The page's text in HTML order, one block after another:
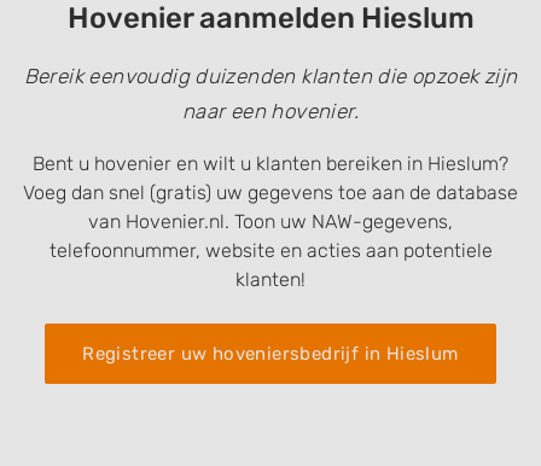
Hovenier aanmelden Hieslum
Bereik eenvoudig duizenden klanten die opzoek zijn
naar een hovenier.
Bent u hovenier en wilt u klanten bereiken in Hieslum?
Voeg dan snel (gratis) uw gegevens toe aan de database
van Hovenier.nl. Toon uw NAW-gegevens,
telefoonnummer, website en acties aan potentiele
klanten!
Registreer uw hoveniersbedrijf in Hieslum